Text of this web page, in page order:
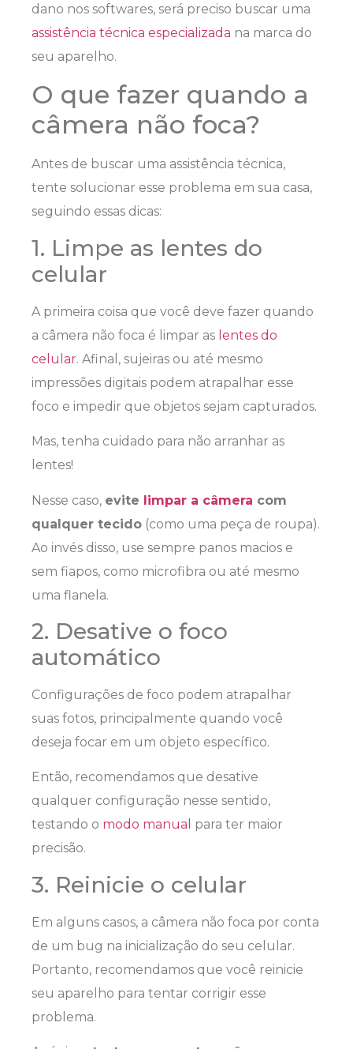
dano nos softwares, será preciso buscar uma
assistência técnica especializada na marca do
seu aparelho.
O que fazer quando a
câmera não foca?
Antes de buscar uma assistência técnica,
tente solucionar esse problema em sua casa,
seguindo essas dicas:
1. Limpe as lentes do
celular
A primeira coisa que você deve fazer quando
a câmera não foca é limpar as lentes do
celular. Afinal, sujeiras ou até mesmo
impressões digitais podem atrapalhar esse
foco e impedir que objetos sejam capturados.
Mas, tenha cuidado para não arranhar as
lentes!
Nesse caso, evite limpar a câmera com
qualquer tecido (como uma peça de roupa).
Ao invés disso, use sempre panos macios e
sem fiapos, como microfibra ou até mesmo
uma flanela.
2. Desative o foco
automático
Configurações de foco podem atrapalhar
suas fotos, principalmente quando você
deseja focar em um objeto específico.
Então, recomendamos que desative
qualquer configuração nesse sentido,
testando o modo manual para ter maior
precisão.
3. Reinicie o celular
Em alguns casos, a câmera não foca por conta
de um bug na inicialização do seu celular.
Portanto, recomendamos que você reinicie
seu aparelho para tentar corrigir esse
problema.